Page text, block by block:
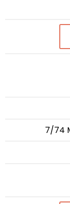
7/74